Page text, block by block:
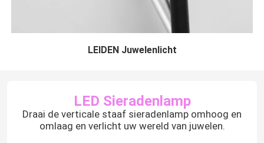
LEIDEN Juwelenlicht
LED Sieradenlamp
Draai de verticale staaf sieradenlamp omhoog en
omlaag en verlicht uw wereld van juwelen.